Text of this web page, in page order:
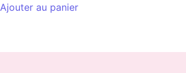
Ajouter au panier